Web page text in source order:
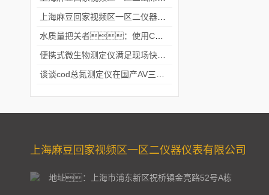
上海麻豆回家视频区一区二仪器仪表有限公司
地址：上海市浦东新区祝桥镇金亮路52号A栋